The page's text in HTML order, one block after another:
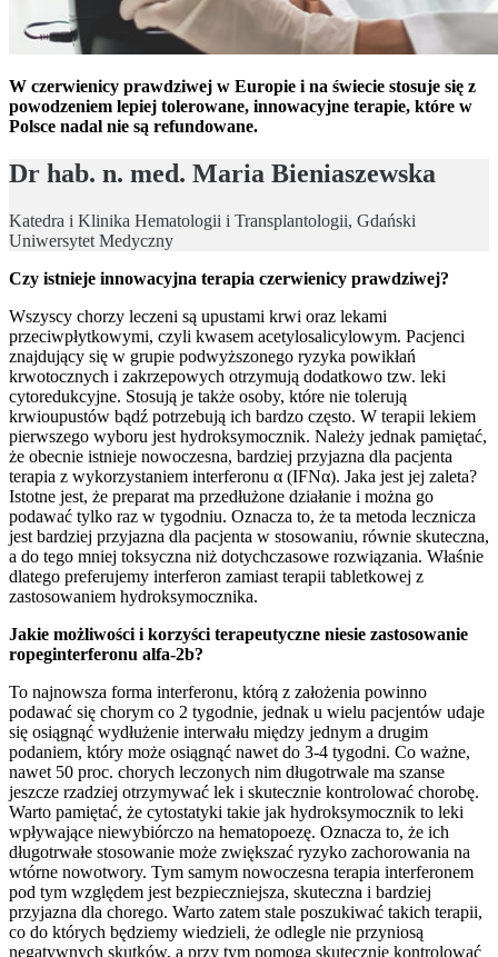
W czerwienicy prawdziwej w Europie i na świecie stosuje się z
powodzeniem lepiej tolerowane, innowacyjne terapie, które w
Polsce nadal nie są refundowane.
Dr hab. n. med. Maria Bieniaszewska
Katedra i Klinika Hematologii i Transplantologii, Gdański
Uniwersytet Medyczny
Czy istnieje innowacyjna terapia czerwienicy prawdziwej?
Wszyscy chorzy leczeni są upustami krwi oraz lekami
przeciwpłytkowymi, czyli kwasem acetylosalicylowym. Pacjenci
znajdujący się w grupie podwyższonego ryzyka powikłań
krwotocznych i zakrzepowych otrzymują dodatkowo tzw. leki
cytoredukcyjne. Stosują je także osoby, które nie tolerują
krwioupustów bądź potrzebują ich bardzo często. W terapii lekiem
pierwszego wyboru jest hydroksymocznik. Należy jednak pamiętać,
że obecnie istnieje nowoczesna, bardziej przyjazna dla pacjenta
terapia z wykorzystaniem interferonu α (IFNα). Jaka jest jej zaleta?
Istotne jest, że preparat ma przedłużone działanie i można go
podawać tylko raz w tygodniu. Oznacza to, że ta metoda lecznicza
jest bardziej przyjazna dla pacjenta w stosowaniu, równie skuteczna,
a do tego mniej toksyczna niż dotychczasowe rozwiązania. Właśnie
dlatego preferujemy interferon zamiast terapii tabletkowej z
zastosowaniem hydroksymocznika.
Jakie możliwości i korzyści terapeutyczne niesie zastosowanie
ropeginterferonu alfa-2b?
To najnowsza forma interferonu, którą z założenia powinno
podawać się chorym co 2 tygodnie, jednak u wielu pacjentów udaje
się osiągnąć wydłużenie interwału między jednym a drugim
podaniem, który może osiągnąć nawet do 3-4 tygodni. Co ważne,
nawet 50 proc. chorych leczonych nim długotrwale ma szanse
jeszcze rzadziej otrzymywać lek i skutecznie kontrolować chorobę.
Warto pamiętać, że cytostatyki takie jak hydroksymocznik to leki
wpływające niewybiórczo na hematopoezę. Oznacza to, że ich
długotrwałe stosowanie może zwiększać ryzyko zachorowania na
wtórne nowotwory. Tym samym nowoczesna terapia interferonem
pod tym względem jest bezpieczniejsza, skuteczna i bardziej
przyjazna dla chorego. Warto zatem stale poszukiwać takich terapii,
co do których będziemy wiedzieli, że odlegle nie przyniosą
negatywnych skutków, a przy tym pomogą skutecznie kontrolować